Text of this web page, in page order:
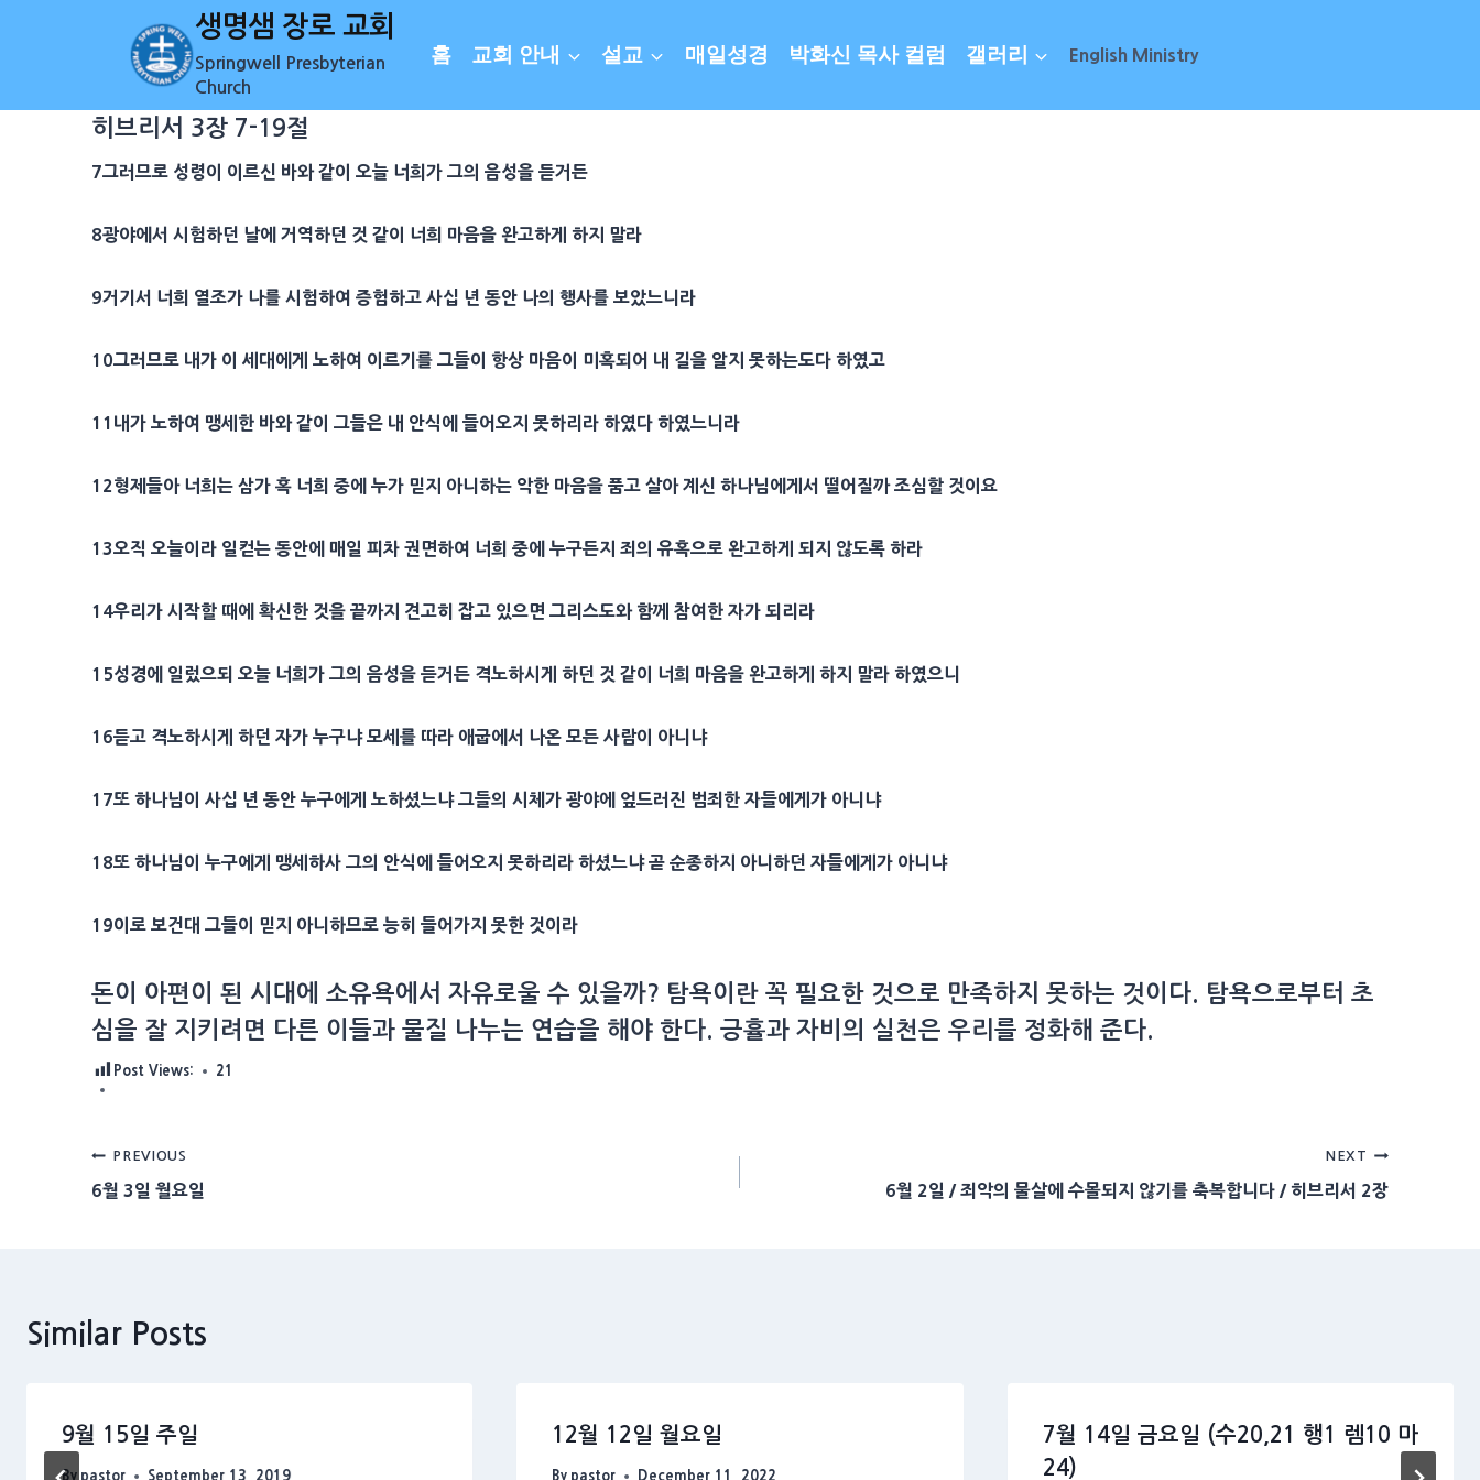
생명샘 장로 교회
Springwell Presbyterian
Church
홈 교회 안내 설교 매일성경 박화신 목사 컬럼 갤러리 English Ministry
히브리서 3장 7-19절
7그러므로 성령이 이르신 바와 같이 오늘 너희가 그의 음성을 듣거든
8광야에서 시험하던 날에 거역하던 것 같이 너희 마음을 완고하게 하지 말라
9거기서 너희 열조가 나를 시험하여 증험하고 사십 년 동안 나의 행사를 보았느니라
10그러므로 내가 이 세대에게 노하여 이르기를 그들이 항상 마음이 미혹되어 내 길을 알지 못하는도다 하였고
11내가 노하여 맹세한 바와 같이 그들은 내 안식에 들어오지 못하리라 하였다 하였느니라
12형제들아 너희는 삼가 혹 너희 중에 누가 믿지 아니하는 악한 마음을 품고 살아 계신 하나님에게서 떨어질까 조심할 것이요
13오직 오늘이라 일컫는 동안에 매일 피차 권면하여 너희 중에 누구든지 죄의 유혹으로 완고하게 되지 않도록 하라
14우리가 시작할 때에 확신한 것을 끝까지 견고히 잡고 있으면 그리스도와 함께 참여한 자가 되리라
15성경에 일렀으되 오늘 너희가 그의 음성을 듣거든 격노하시게 하던 것 같이 너희 마음을 완고하게 하지 말라 하였으니
16듣고 격노하시게 하던 자가 누구냐 모세를 따라 애굽에서 나온 모든 사람이 아니냐
17또 하나님이 사십 년 동안 누구에게 노하셨느냐 그들의 시체가 광야에 엎드러진 범죄한 자들에게가 아니냐
18또 하나님이 누구에게 맹세하사 그의 안식에 들어오지 못하리라 하셨느냐 곧 순종하지 아니하던 자들에게가 아니냐
19이로 보건대 그들이 믿지 아니하므로 능히 들어가지 못한 것이라
돈이 아편이 된 시대에 소유욕에서 자유로울 수 있을까? 탐욕이란 꼭 필요한 것으로 만족하지 못하는 것이다. 탐욕으로부터 초
심을 잘 지키려면 다른 이들과 물질 나누는 연습을 해야 한다. 긍휼과 자비의 실천은 우리를 정화해 준다.
Post Views: 21
Post
navigation
PREVIOUS
6월 3일 월요일
NEXT
6월 2일 / 죄악의 물살에 수몰되지 않기를 축복합니다 / 히브리서 2장
Similar Posts
9월 15일 주일
By pastor September 13, 2019
12월 12일 월요일
By pastor December 11, 2022
7월 14일 금요일 (수20,21 행1 렘10 마
24)